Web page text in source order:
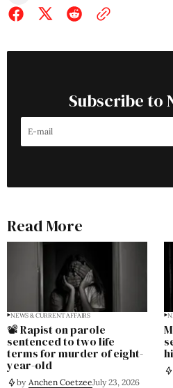
Subscribe to
Read More
NEWS & CURRENT AFFAIRS
📽️ Rapist on parole
sentenced to two life
terms for murder of eight-
year-old
by Anchen CoetzeeJuly 23, 2026